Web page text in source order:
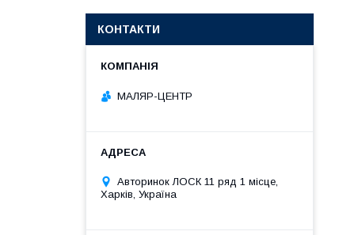
КОНТАКТИ
МАЛЯР-ЦЕНТР
Авторинок ЛОСК 11 ряд 1 місце,
Харків, Україна